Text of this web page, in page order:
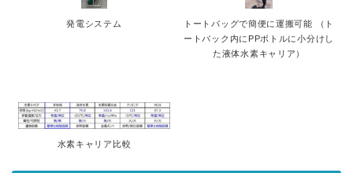
発電システム
トートバッグで簡便に運搬可能 （ト
ートバック内にPPボトルに小分けし
た液体水素キャリア）
水素キャリア比較